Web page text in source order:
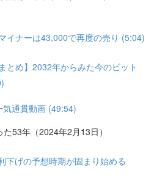
イナーは43,000で再度の売り (5:04)
とめ】2032年からみた今のビット
通貫動画 (49:54)
53年（2024年2月13日）
下げの予想時期が固まり始める